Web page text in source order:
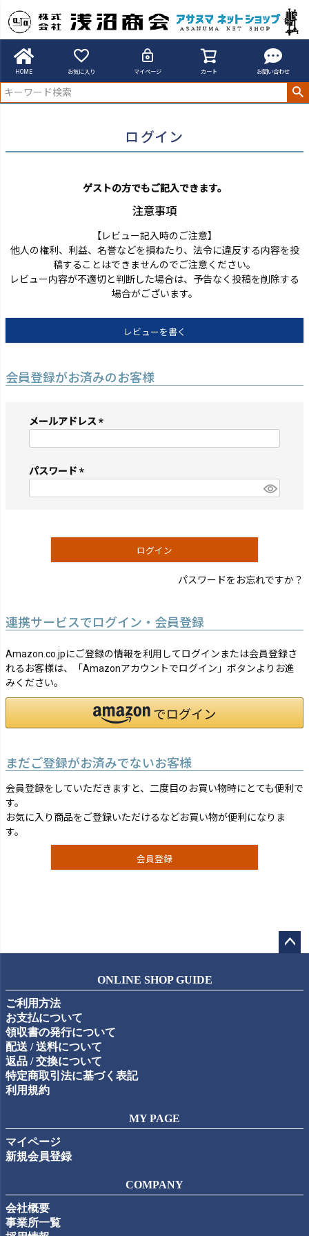
HOME お気に入り マイページ カート お問い合わせ
アサヌマネットショップ
ログイン
ゲストの方でもご記入できます。
注意事項
【レビュー記入時のご注意】
他人の権利、利益、名誉などを損ねたり、法令に違反する内容を投
稿することはできませんのでご注意ください。
レビュー内容が不適切と判断した場合は、予告なく投稿を削除する
場合がございます。
レビューを書く
会員登録がお済みのお客様
メールアドレス
須)
パスワード
須)
ログイン
パスワードをお忘れですか？
連携サービスでログイン・会員登録
Amazon.co.jpにご登録の情報を利用してログインまたは会員登録さ
れるお客様は、「Amazonアカウントでログイン」ボタンよりお進
みください。
まだご登録がお済みでないお客様
会員登録をしていただきますと、二度目のお買い物時にとても便利で
す。
お気に入り商品をご登録いただけるなどお買い物が便利になりま
す。
会員登録
ップ
ONLINE SHOP GUIDE
ご利用方法
お支払について
領収書の発行について
配送 / 送料について
返品 / 交換について
特定商取引法に基づく表記
利用規約
MY PAGE
マイページ
新規会員登録
COMPANY
会社概要
事業所一覧